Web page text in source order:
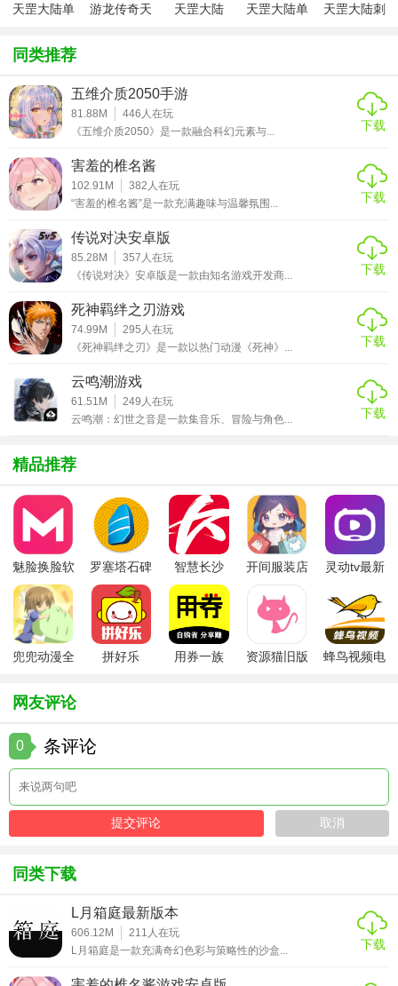
【英雄挂机,安枕无忧】
培养和你并肩的英雄,可以在你休息的时候不断征战,安心!
【祝福油,黑铁矿】
经典玩法重现,武器加祝福威力无穷;强化装备属性直线上升!
【游戏玩法】
1.在战斗过程中，玩家们可以用处属于自己的强悍连招，以掩
2.各种技能之间的组合可以打出强悍的组合技，可以造成强悍
的爆炸AOE伤害，非常强盛。
3.在社交系统之中，每天会给玩家们推荐一些适合自己的小伙
伴，甚至还有异性玩家，可以一同交流。
1、有着火爆人气，能让玩家进行组队竞技，带给你全新玩
2、神宠供你选择，完全免费的游戏玩法，上线顶赞免费体
3、团队配合互相协作，这款传奇的爆率相当不错，千人同屏
集结沙巴克，战斗画面非常酷。
【游戏点评】
这是一款延续了经典设定，开放了战士、法师、道士三大职
业的传奇手游。职业贯穿游戏实在，所有角色都在游戏中有
着不同的精彩玩法。游戏画面变得更加的精致和细腻。游戏
沙漠，整个画面细节变得更加柔和平滑，人物和怪物的造型
细节也是十分饱满和丰富。感兴趣的玩家快去下载吧！
天罡大陆单
游龙传奇天
天罡大陆
天罡大陆单
天罡大陆刺
同类推荐
五维介质2050手游
81.88M 446 人在玩
《五维介质2050》是一款融合科幻元素与...
下载
害羞的椎名酱
102.91M 382 人在玩
“害羞的椎名酱”是一款充满趣味与温馨氛围...
下载
传说对决安卓版
85.28M 357 人在玩
《传说对决》安卓版是一款由知名游戏开发商...
下载
死神羁绊之刃游戏
74.99M 295 人在玩
《死神羁绊之刃》是一款以热门动漫《死神》...
下载
云鸣潮游戏
61.51M 249 人在玩
云鸣潮：幻世之音是一款集音乐、冒险与角色...
下载
精品推荐
魅脸换脸软
件
罗塞塔石碑
安卓版
智慧长沙
app
开间服装店
灵动tv最新
兜兜动漫全
拼好乐 用券一族 资源猫旧版
蜂鸟视频电
网友评论
0 条评论
同类下载
L月箱庭最新版本
606.12M 211 人在玩
L月箱庭是一款充满奇幻色彩与策略性的沙盒...
下载